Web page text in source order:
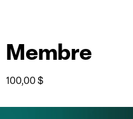
Membre
100,00$